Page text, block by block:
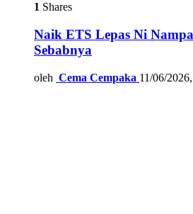
1 Shares
Naik ETS Lepas Ni
Sebabnya
oleh Cema Cempaka 11/06/